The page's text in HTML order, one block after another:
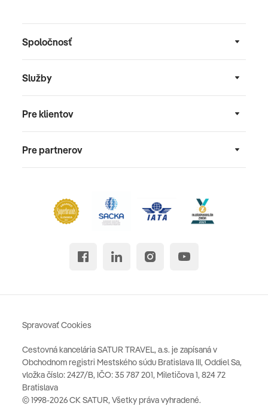
Spoločnosť
Služby
Pre klientov
Pre partnerov
Cestovná kancelária SATUR TRAVEL, a.s. je zapísaná v
Obchodnom registri Mestského súdu Bratislava III, Oddiel Sa,
vložka číslo: 2427/B, IČO: 35 787 201, Miletičova 1, 824 72
Bratislava
© 1998-2026 CK SATUR, Všetky práva vyhradené.
Spravovať Cookies